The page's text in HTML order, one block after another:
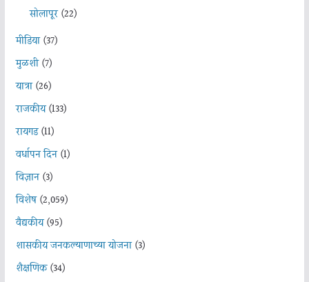
सोलापूर(22)
मीडिया(37)
मुळशी(7)
यात्रा(26)
राजकीय(133)
रायगड(11)
वर्धापन दिन(1)
विज्ञान(3)
विशेष(2,059)
वैद्यकीय(95)
शासकीय जनकल्याणाच्या योजना(3)
शैक्षणिक(34)